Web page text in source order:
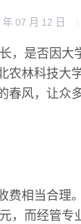
年 07 月 12 日
，是否因大
农林科技大
春风，让众
费相当合理
，而经管专